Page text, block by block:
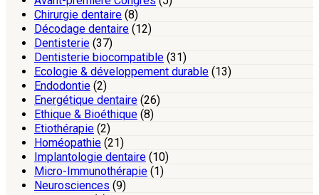
Chirurgie dentaire (8)
Décodage dentaire (12)
Dentisterie (37)
Dentisterie biocompatible (31)
Ecologie & développement durable (13)
Endodontie (2)
Energétique dentaire (26)
Ethique & Bioéthique (8)
Etiothérapie (2)
Homéopathie (21)
Implantologie dentaire (10)
Micro-Immunothérapie (1)
Neurosciences (9)